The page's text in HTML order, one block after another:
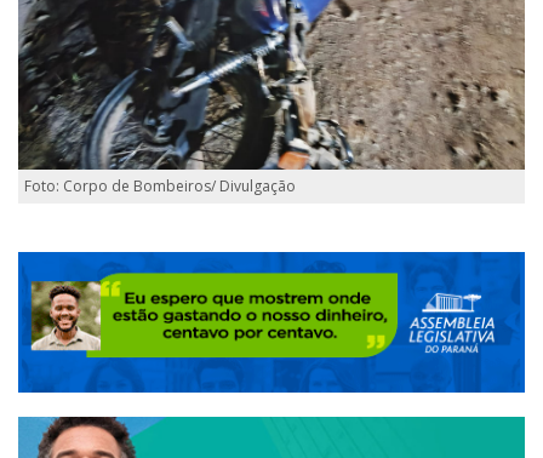
Foto: Corpo de Bombeiros/ Divulgação